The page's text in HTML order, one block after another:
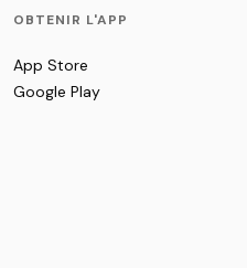
OBTENIR L'APP
App Store
Google Play